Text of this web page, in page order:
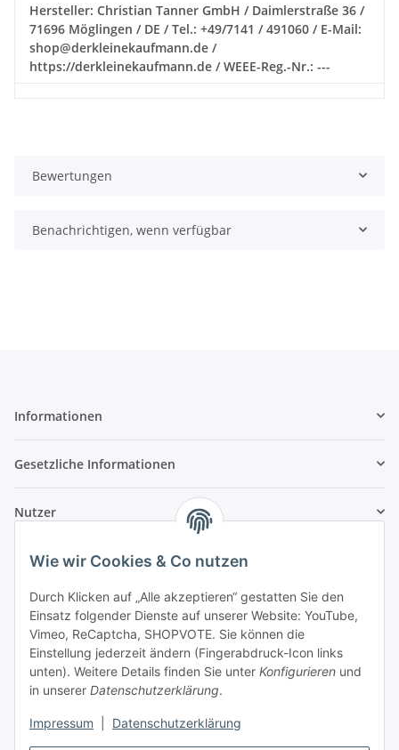
Wie wir Cookies & Co nutzen
Durch Klicken auf „Alle akzeptieren“ gestatten Sie den
Einsatz folgender Dienste auf unserer Website: YouTube,
Vimeo, ReCaptcha, SHOPVOTE. Sie können die
Einstellung jederzeit ändern (Fingerabdruck-Icon links
unten). Weitere Details finden Sie unter Konfigurieren und
in unserer Datenschutzerklärung.
Impressum Datenschutzerklärung
Hersteller: Christian Tanner GmbH / Daimlerstraße 36 /
71696 Möglingen / DE / Tel.: +49/7141 / 491060 / E-Mail:
shop@derkleinekaufmann.de /
https://derkleinekaufmann.de / WEEE-Reg.-Nr.: ---
Bewertungen
Benachrichtigen, wenn verfügbar
Informationen
Gesetzliche Informationen
Nutzer